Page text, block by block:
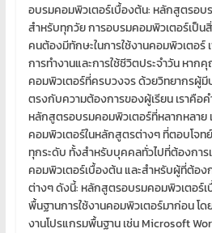
อบรมคอมพิวเตอร์เบื้องต้น: หลักสูตรอบ
สำหรับทุกวัย การอบรมคอมพิวเตอร์เป็
คนต้องมีทักษะในการใช้งานคอมพิวเตอ
การทำงานและการใช้ชีวิตประจำวัน หา
คอมพิวเตอร์ที่ครบวงจร ด้วยวิทยากรผู้
ตรงกับความต้องการของผู้เรียน เราคื
หลักสูตรอบรมคอมพิวเตอร์ที่หลากหลาย
คอมพิวเตอร์ในหลักสูตรต่างๆ ที่ตอบโจท
ทุกระดับ ทั้งสำหรับบุคคลทั่วไปที่ต้องการ
คอมพิวเตอร์เบื้องต้น และสำหรับผู้ที่ต้อง
ต่างๆ ดังนี้: หลักสูตรอบรมคอมพิวเตอร์เ
พื้นฐานการใช้งานคอมพิวเตอร์มาก่อน โ
งานโปรแกรมพื้นฐาน เช่น Microsoft